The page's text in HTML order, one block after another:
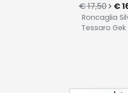
€ 17,50 €
Roncaglia
Tessaro Gek